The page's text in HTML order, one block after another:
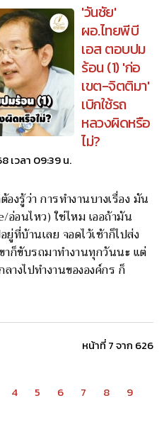
'วันชัย'
ผอ.ไทยพีบี
เอส ตอบปม
ร้อน (1) 'ก่อ
เขต-จิตติมา'
เบิกใช้รถ
หลวงผิดหรือ
ไม่?
เวลา 09:39 น.
องรู้ว่า การทำงานบางเรื่อง มัน
อนไหว) ใช่ไหม เออถ้ามัน
ที่บ้านเลย จอดไว้เช้าก็ไปส่ง
าก็ขับรถมาทำงานทุกวันนะ แต่
างไปทำงานขององค์กร ก็
หน้าที่ 7 จาก 626
4 5 6 7 8
9